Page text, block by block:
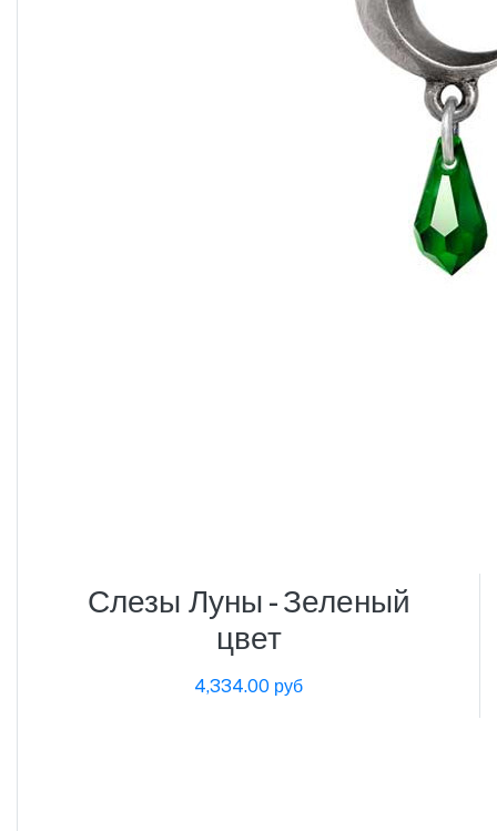
Слезы Луны - Зеленый
цвет
4,334.00 руб